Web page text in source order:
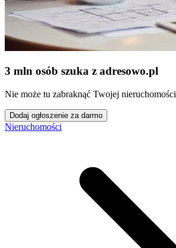
3 mln osób szuka z adresowo.pl
Nie może tu zabraknąć Twojej
Dodaj ogłoszenie za darmo
Nieruchomości